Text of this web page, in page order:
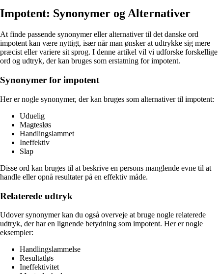
Impotent: Synonymer og Alternativer
At finde passende synonymer eller alternativer til det danske ord
impotent kan være nyttigt, især når man ønsker at udtrykke sig mere
præcist eller variere sit sprog. I denne artikel vil vi udforske forskellige
ord og udtryk, der kan bruges som erstatning for impotent.
Synonymer for impotent
Her er nogle synonymer, der kan bruges som alternativer til impotent:
Uduelig
Magtesløs
Handlingslammet
Ineffektiv
Slap
Disse ord kan bruges til at beskrive en persons manglende evne til at
handle eller opnå resultater på en effektiv måde.
Relaterede udtryk
Udover synonymer kan du også overveje at bruge nogle relaterede
udtryk, der har en lignende betydning som impotent. Her er nogle
eksempler:
Handlingslammelse
Resultatløs
Ineffektivitet